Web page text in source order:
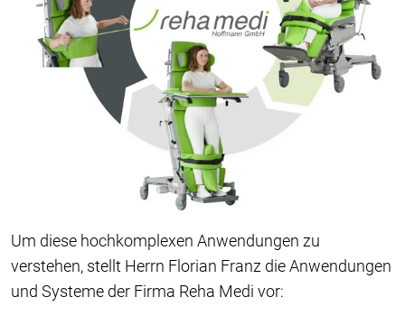
Um diese hochkomplexen Anwendungen zu
verstehen, stellt Herrn Florian Franz die Anwendungen
und Systeme der Firma Reha Medi vor: